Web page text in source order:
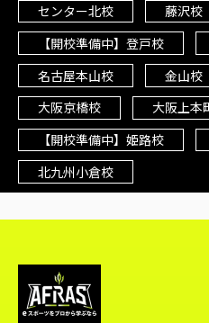
センター北校
藤沢校
【開校準備中】登戸校
名古屋本山校
金山校
大阪京橋校
大阪上本
【開校準備中】姫路校
北九州小倉校